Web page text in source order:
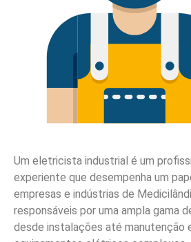
Um eletricista industrial é um
experiente que desempenha um
empresas e indústrias de
responsáveis por uma ampla gama
desde instalações até manutenção